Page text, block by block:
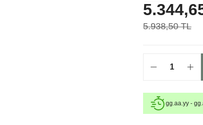
5.938,50 TL
gg.aa.yy -